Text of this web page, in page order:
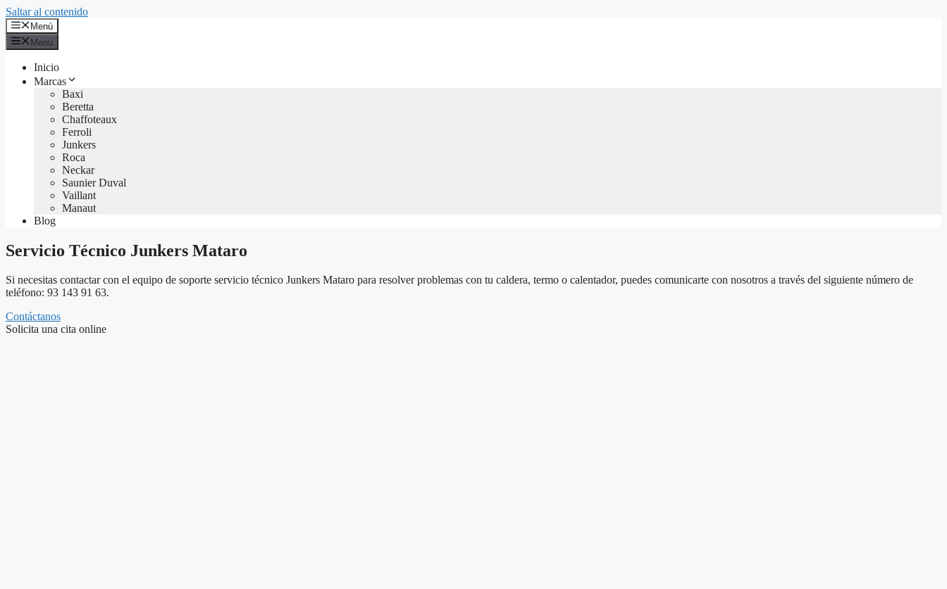
Saltar al contenido
Menú
Menú
Inicio
Marcas
Baxi
Beretta
Chaffoteaux
Ferroli
Junkers
Roca
Neckar
Saunier Duval
Vaillant
Manaut
Blog
Servicio Técnico Junkers Mataro
Si necesitas contactar con el equipo de soporte servicio técnico Junkers Mataro para resolver problemas con tu caldera, termo o calentador, puedes comunicarte con nosotros a través del siguiente número de
teléfono: 93 143 91 63.
Contáctanos
Solicita una cita online